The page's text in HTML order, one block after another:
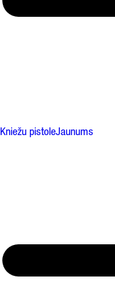
Kniežu pistoleJaunums